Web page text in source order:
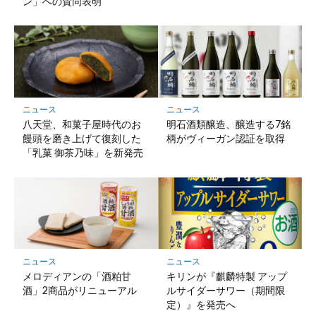
ニュース
八天堂、和菓子屋時代のお
饅頭を磨き上げて復刻した
「乳菓 御茶乃味」を新発売
ニュース
明石酒類醸造、醸造する7銘
柄がヴィーガン認証を取得
ニュース
メロディアンの「酒粕甘
酒」2商品がリニューアル
ニュース
キリンが『麒麟特製 アップ
ルサイダーサワー（期間限
定）』を発売へ